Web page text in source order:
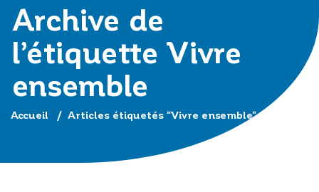
Archive de
l’étiquette Vivre
ensemble
Accueil / Articles étiquetés "Vivre ensemble"